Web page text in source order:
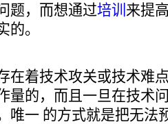
题，而想通过培训 来提
的。
在着技术攻关或技术难
量的，而且一旦在技术
唯一 的方式就是把无法